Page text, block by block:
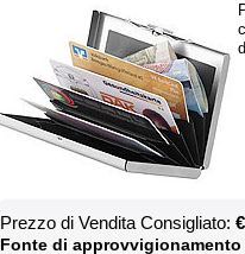
Prez­zo di Ven­di­ta Con­si­glia­to:
Fon­te di ap­prov­vi­gio­na­men­to